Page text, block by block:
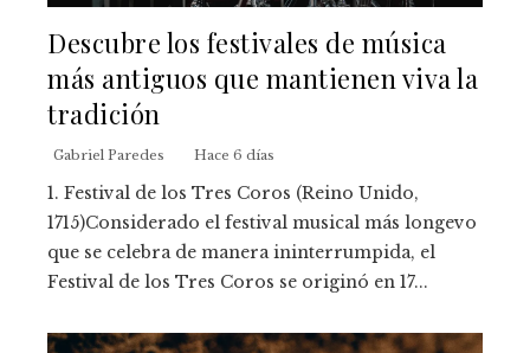
Descubre los festivales de música
más antiguos que mantienen viva la
tradición
Gabriel Paredes Hace 6 días
1. Festival de los Tres Coros (Reino Unido,
1715)Considerado el festival musical más longevo
que se celebra de manera ininterrumpida, el
Festival de los Tres Coros se originó en 17...